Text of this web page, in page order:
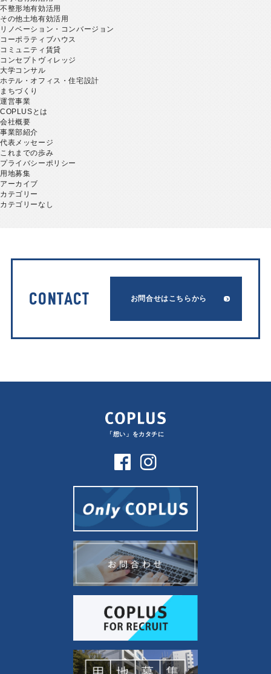
不整形地有効活用
その他土地有効活用
リノベーション・コンバージョン
コーポラティブハウス
コミュニティ賃貸
コンセプトヴィレッジ
大学コンサル
ホテル・オフィス・住宅設計
まちづくり
運営事業
COPLUSとは
会社概要
事業部紹介
代表メッセージ
これまでの歩み
プライバシーポリシー
用地募集
アーカイブ
カテゴリー
カテゴリーなし
CONTACT お問合せはこちらから
「想い」をカタチに